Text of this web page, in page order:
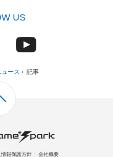
US
ース › 記事
情報保護方針 会社概要